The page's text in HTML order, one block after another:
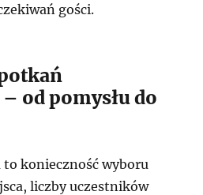
gości.
od pomysłu do
to konieczność wyboru
liczby uczestników